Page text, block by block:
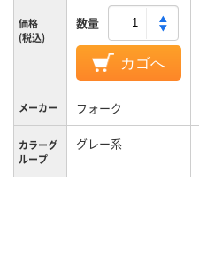
価格
(税込)
数量
カゴへ
メーカー フォーク
カラーグ
ループ
グレー系